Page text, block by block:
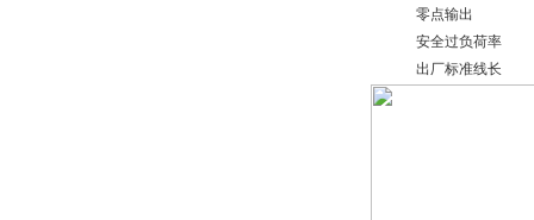
零点输出
安全过负荷率
出厂标准线长